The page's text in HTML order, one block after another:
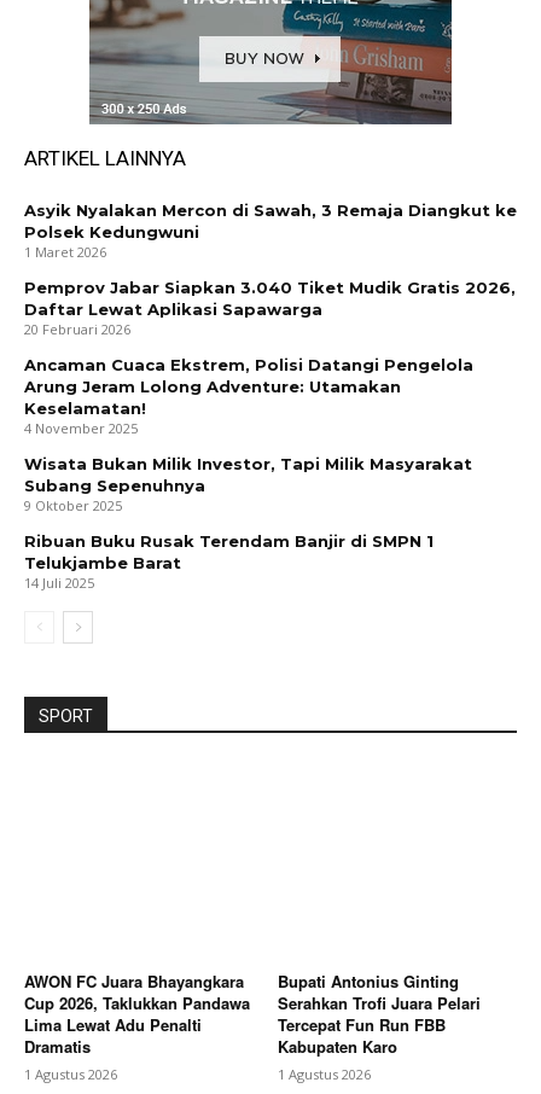
ARTIKEL LAINNYA
Asyik Nyalakan Mercon di Sawah, 3 Remaja Diangkut ke
Polsek Kedungwuni
1 Maret 2026
Pemprov Jabar Siapkan 3.040 Tiket Mudik Gratis 2026,
Daftar Lewat Aplikasi Sapawarga
20 Februari 2026
Ancaman Cuaca Ekstrem, Polisi Datangi Pengelola
Arung Jeram Lolong Adventure: Utamakan
Keselamatan!
4 November 2025
Wisata Bukan Milik Investor, Tapi Milik Masyarakat
Subang Sepenuhnya
9 Oktober 2025
Ribuan Buku Rusak Terendam Banjir di SMPN 1
Telukjambe Barat
14 Juli 2025
SPORT
AWON FC Juara Bhayangkara
Cup 2026, Taklukkan Pandawa
Lima Lewat Adu Penalti
Dramatis
1 Agustus 2026
Bupati Antonius Ginting
Serahkan Trofi Juara Pelari
Tercepat Fun Run FBB
Kabupaten Karo
1 Agustus 2026